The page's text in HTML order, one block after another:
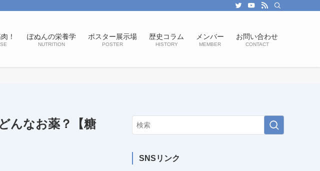
！ ぽぬんの栄養学
NUTRITION
ポスター展示場
POSTER
歴史コラム
HISTORY
メンバー
MEMBER
お問い合わせ
CONTACT
んなお薬？【糖
SNSリンク